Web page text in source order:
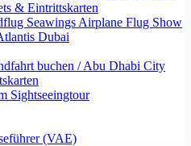
& Eintrittskarten
Seawings Airplane Flug Show
Dubai
buchen / Abu Dhabi City
Sightseeingtour
(VAE)